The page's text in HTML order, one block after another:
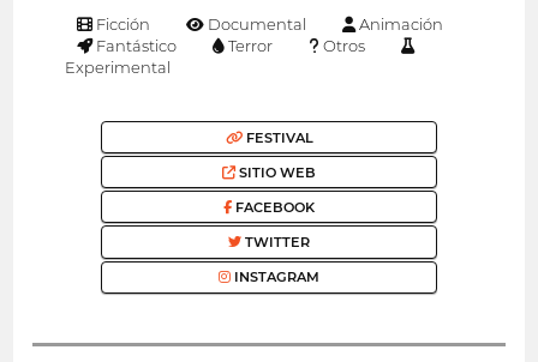
Ficción Documental
Animación
Fantástico
Terror
Otros
Experimental
FESTIVAL
SITIO WEB
FACEBOOK
TWITTER
INSTAGRAM